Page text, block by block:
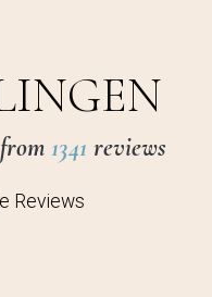
1341 reviews
Reviews